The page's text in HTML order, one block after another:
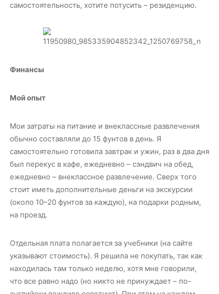
самостоятельность, хотите потусить – резиденцию.
Финансы
Мой опыт
Мои затраты на питание и внеклассные развлечения
обычно составляли до 15 фунтов в день. Я
самостоятельно готовила завтрак и ужин, раз в два дня
был перекус в кафе, ежедневно – сэндвич на обед,
ежедневно – внеклассное развлечение. Сверх того
стоит иметь дополнительные деньги на экскурсии
(около 10–20 фунтов за каждую), на подарки родным,
на проезд.
Отдельная плата полагается за учебники (на сайте
указывают стоимость). Я решила не покупать, так как
находилась там только неделю, хотя мне говорили,
что все равно надо (но никто не принуждает – по-